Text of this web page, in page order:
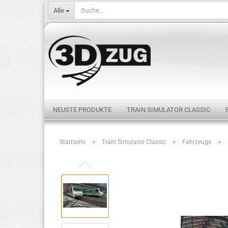
Alle
NEUSTE PRODUKTE TRAIN SIMULATOR CLASSIC
Startseite » Train Simulator Classic » Fahrzeuge »